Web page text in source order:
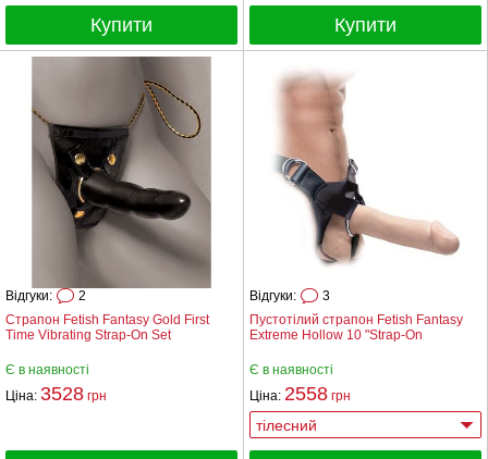
Купити Купити
Страпон Fetish Fantasy Gold First
Time Vibrating Strap-On Set
Відгуки: 2
Є в наявності
Ціна: 3528 грн
Пустотілий страпон Fetish Fantasy
Extreme Hollow 10 "Strap-On
Відгуки: 3
Є в наявності
Ціна: 2558 грн